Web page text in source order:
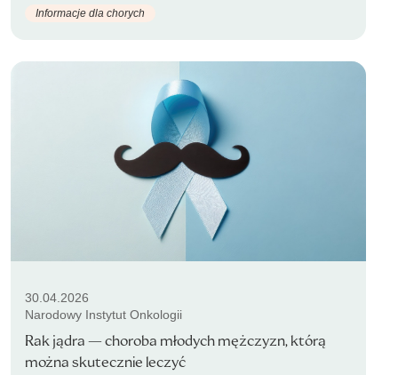
Informacje dla chorych
30.04.2026
Narodowy Instytut Onkologii
Rak jądra — choroba młodych mężczyzn, którą
można skutecznie leczyć